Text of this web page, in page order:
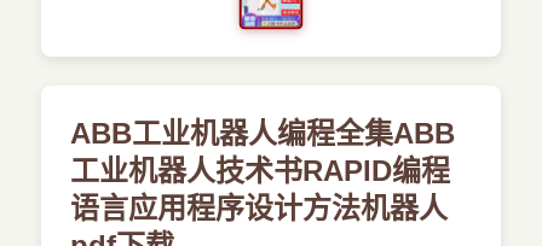
ABB工业机器人编程全集ABB
工业机器人技术书RAPID编程
语言应用程序设计方法机器人